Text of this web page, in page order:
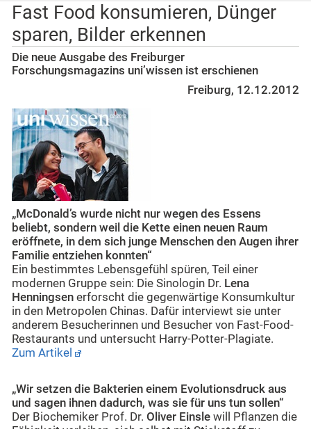
Fast Food konsumieren, Dünger
sparen, Bilder erkennen
Die neue Ausgabe des Freiburger
Forschungsmagazins uni’wissen ist erschienen
Freiburg, 12.12.2012
„McDonald’s wurde nicht nur wegen des Essens
beliebt, sondern weil die Kette einen neuen Raum
eröffnete, in dem sich junge Menschen den Augen ihrer
Familie entziehen konnten“
Ein bestimmtes Lebensgefühl spüren, Teil einer
modernen Gruppe sein: Die Sinologin Dr. Lena
Henningsen erforscht die gegenwärtige Konsumkultur
in den Metropolen Chinas. Dafür interviewt sie unter
anderem Besucherinnen und Besucher von Fast-Food-
Restaurants und untersucht Harry-Potter-Plagiate.
Zum Artikel
„Wir setzen die Bakterien einem Evolutionsdruck aus
und sagen ihnen dadurch, was sie für uns tun sollen“
Der Biochemiker Prof. Dr. Oliver Einsle will Pflanzen die